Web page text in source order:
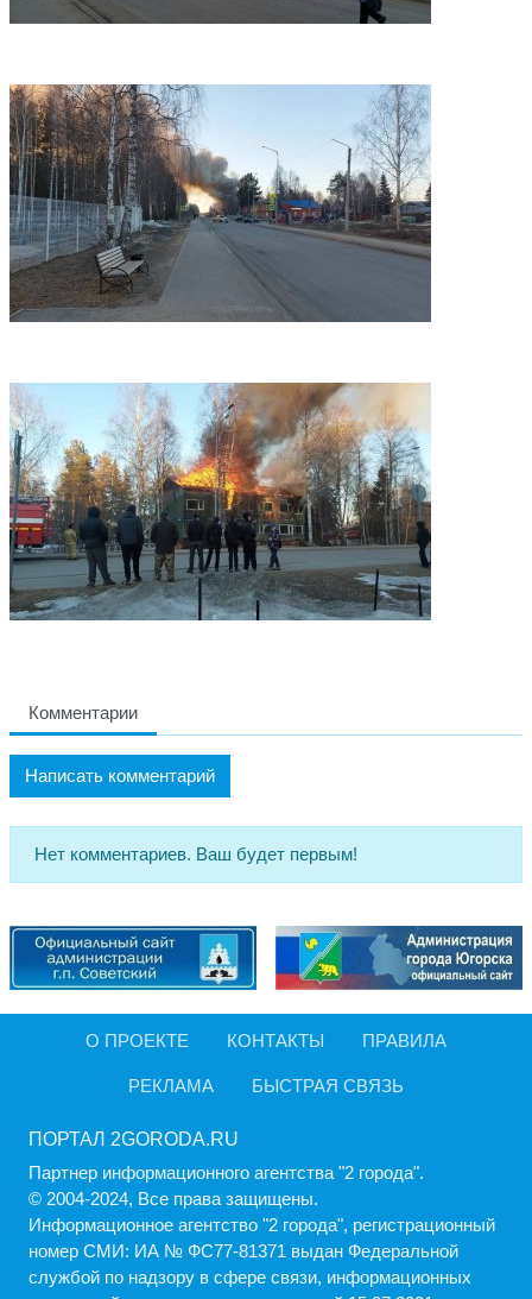
Комментарии
Написать комментарий
Нет комментариев. Ваш будет первым!
О ПРОЕКТЕ КОНТАКТЫ ПРАВИЛА
РЕКЛАМА БЫСТРАЯ СВЯЗЬ
ПОРТАЛ 2GORODA.RU
Партнер информационного агентства "2 города".
© 2004-2024, Все права защищены.
Информационное агентство "2 города", регистрационный
номер СМИ: ИА № ФС77-81371 выдан Федеральной
службой по надзору в сфере связи, информационных